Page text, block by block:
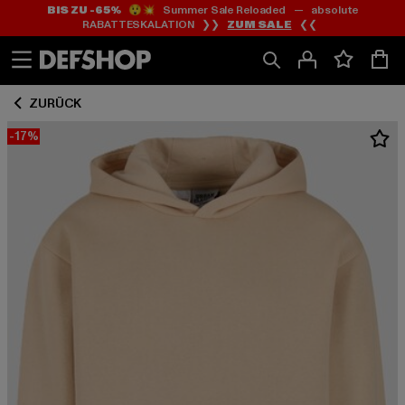
Zum
Inhalt
springen
Zum
Fußzeile
springen
BIS ZU -65%😲💥 Summer Sale Reloaded — absolute
RABATTESKALATION ❯❯ ZUM SALE ❮❮
ZURÜCK
-17%